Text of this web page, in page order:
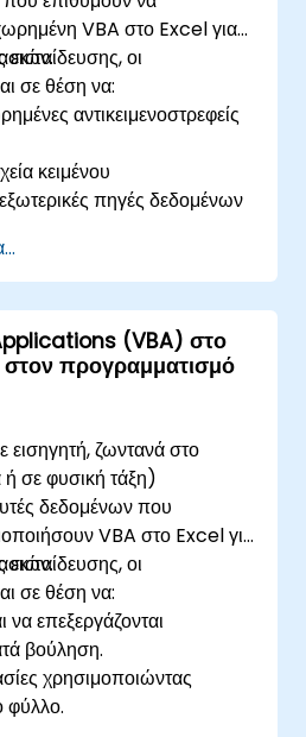
VBA στο Excel για
εκπαίδευσης, οι
σε θέση να:
αντικειμενοστρεφείς
κειμένου
πηγές δεδομένων
(VBA) στο
προγραμματισμό
εισηγητή, ζωντανά στο
σε φυσική τάξη)
δεδομένων που
VBA στο Excel για
εκπαίδευσης, οι
σε θέση να:
επεξεργάζονται
βούληση.
χρησιμοποιώντας
φύλλο.